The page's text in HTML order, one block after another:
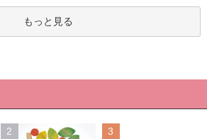
もっと見る
2 3